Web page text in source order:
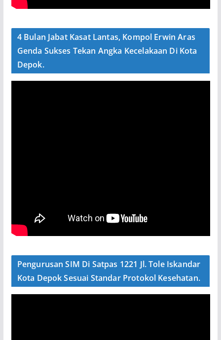
4 Bulan Jabat Kasat Lantas, Kompol Erwin Aras
Genda Sukses Tekan Angka Kecelakaan Di Kota
Depok.
Pengurusan SIM Di Satpas 1221 Jl. Tole Iskandar
Kota Depok Sesuai Standar Protokol Kesehatan.